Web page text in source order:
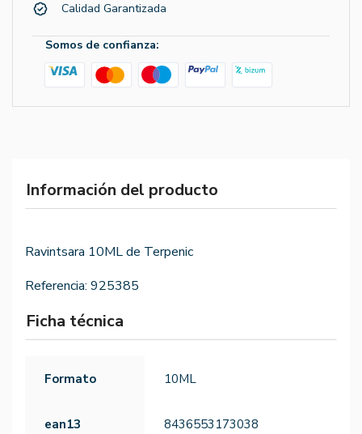
Calidad Garantizada
Somos de confianza:
Información del producto
Ravintsara 10ML de Terpenic
Referencia: 925385
Ficha técnica
Formato 10ML
ean13 8436553173038